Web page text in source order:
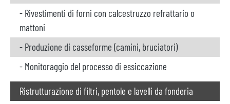
- Rivestimenti di forni con calcestruzzo refrattario o
mattoni
- Produzione di casseforme (camini, bruciatori)
- Monitoraggio del processo di essiccazione
Ristrutturazione di filtri, pentole e lavelli da fonderia